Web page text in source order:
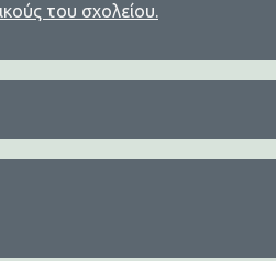
του σχολείου.